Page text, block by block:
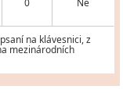
0 Ne
na klávesnici, z
mezinárodních